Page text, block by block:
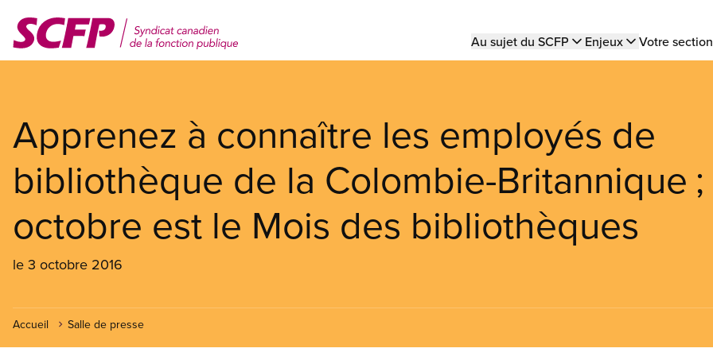
contenu
Main
Au sujet du SCFP Enjeux Votre
Apprenez à connaître les employés de
bibliothèque de la Colombie-Britannique ;
octobre est le Mois des bibliothèques
le 3 octobre 2016
Accueil Salle de presse